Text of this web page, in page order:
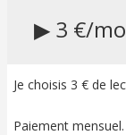
▶ 3 €/
Je choisis 3 € de
Paiement